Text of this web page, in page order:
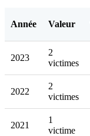
Année Valeur
2023
2
victimes
2022
2
victimes
2021
1
victime